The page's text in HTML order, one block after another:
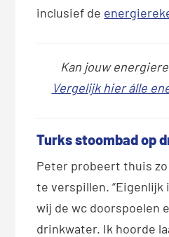
inclusief de
Kan jouw
Vergelijk hier álle
Turks stoombad op
Peter probeert thuis
te verspillen.
wij de wc doorspoelen
drinkwater. Ik hoorde